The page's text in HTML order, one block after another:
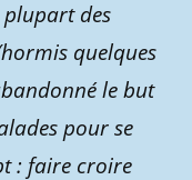
des
quelques
le but
pour se
: faire croire